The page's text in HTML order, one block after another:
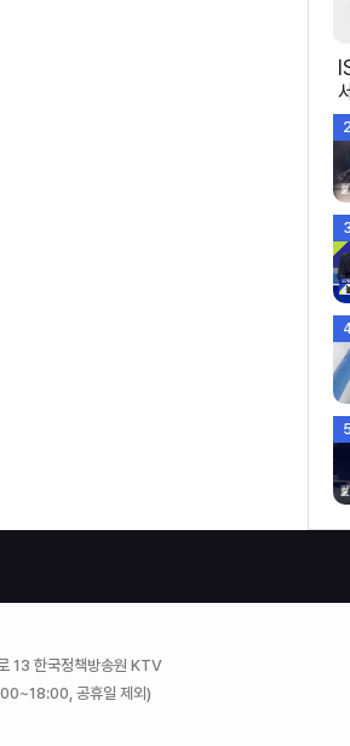
2
3
5
13 한국정책방송원 KTV
공휴일 제외)